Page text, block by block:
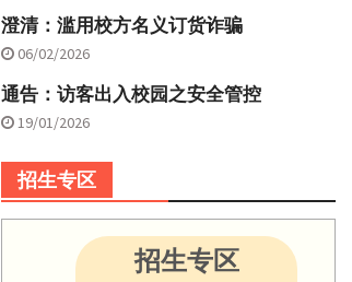
澄清：滥用校方名义订货诈骗
06/02/2026
通告：访客出入校园之安全管控
19/01/2026
招生专区
招生专区